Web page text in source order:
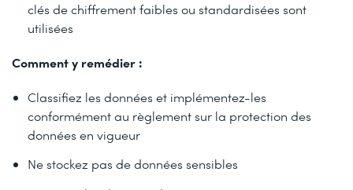
clés de chiffrement faibles ou standardisées sont
utilisées
Comment y remédier :
Classifiez les données et implémentez-les
conformément au règlement sur la protection des
données en vigueur
Ne stockez pas de données sensibles